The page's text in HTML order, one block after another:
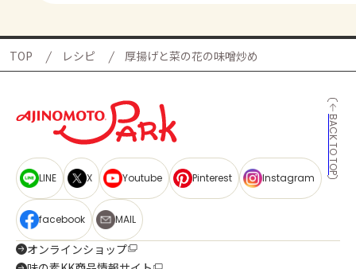
TOP レシピ 厚揚げと菜の花の味噌炒め
BACK TO TOP
LINE X Youtube Pinterest Instagram
facebook MAIL
オンラインショップ